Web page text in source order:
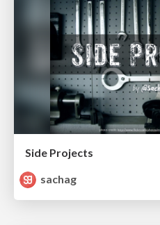
Side Projects
sachag